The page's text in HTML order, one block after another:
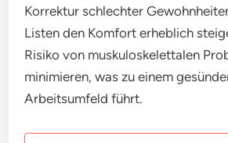
Korrektur schlechter
Listen den Komfort erheblich
Risiko von muskuloskelettalen
minimieren, was zu einem
Arbeitsumfeld führt.